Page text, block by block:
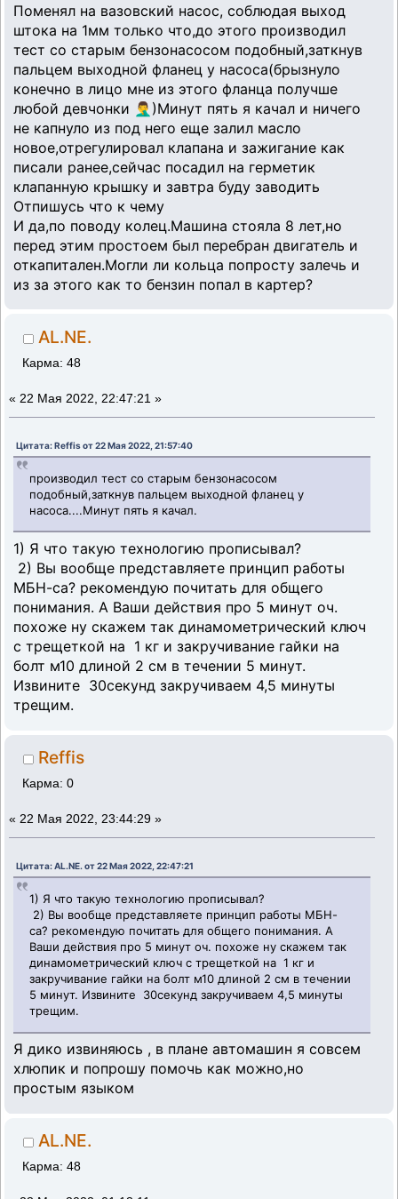
Поменял на вазовский насос, соблюдая выход
штока на 1мм только что,до этого производил
тест со старым бензонасосом подобный,заткнув
пальцем выходной фланец у насоса(брызнуло
конечно в лицо мне из этого фланца получше
любой девчонки 🤦‍♂️)Минут пять я качал и ничего
не капнуло из под него еще залил масло
новое,отрегулировал клапана и зажигание как
писали ранее,сейчас посадил на герметик
клапанную крышку и завтра буду заводить
Отпишусь что к чему
И да,по поводу колец.Машина стояла 8 лет,но
перед этим простоем был перебран двигатель и
откапитален.Могли ли кольца попросту залечь и
из за этого как то бензин попал в картер?
AL.NE.
Карма: 48
« 22 Мая 2022, 22:47:21 »
Цитата: Reffis от 22 Мая 2022, 21:57:40
производил тест со старым бензонасосом
подобный,заткнув пальцем выходной фланец у
насоса....Минут пять я качал.
1) Я что такую технологию прописывал?
2) Вы вообще представляете принцип работы
МБН-са? рекомендую почитать для общего
понимания. А Ваши действия про 5 минут оч.
похоже ну скажем так динамометрический ключ
с трещеткой на 1 кг и закручивание гайки на
болт м10 длиной 2 см в течении 5 минут.
Извините 30секунд закручиваем 4,5 минуты
трещим.
Reffis
Карма: 0
« 22 Мая 2022, 23:44:29 »
Цитата: AL.NE. от 22 Мая 2022, 22:47:21
1) Я что такую технологию прописывал?
2) Вы вообще представляете принцип работы МБН-
са? рекомендую почитать для общего понимания. А
Ваши действия про 5 минут оч. похоже ну скажем так
динамометрический ключ с трещеткой на 1 кг и
закручивание гайки на болт м10 длиной 2 см в течении
5 минут. Извините 30секунд закручиваем 4,5 минуты
трещим.
Я дико извиняюсь , в плане автомашин я совсем
хлюпик и попрошу помочь как можно,но
простым языком
AL.NE.
Карма: 48